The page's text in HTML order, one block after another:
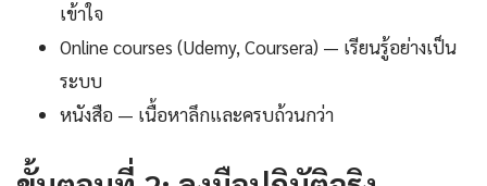
เข้าใจ
Online courses (Udemy, Coursera) — เรียนรู้อย่างเป็น
ระบบ
หนังสือ — เนื้อหาลึกและครบถ้วนกว่า